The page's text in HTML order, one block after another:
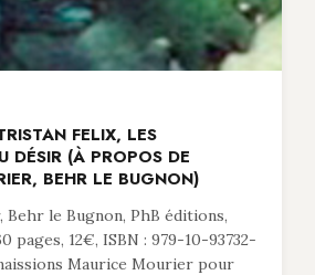
FELIX, LES
DÉSIR (À PROPOS DE
BEHR LE BUGNON)
le Bugnon, PhB éditions,
pages, 12€, ISBN : 979-10-93732-
Maurice Mourier pour